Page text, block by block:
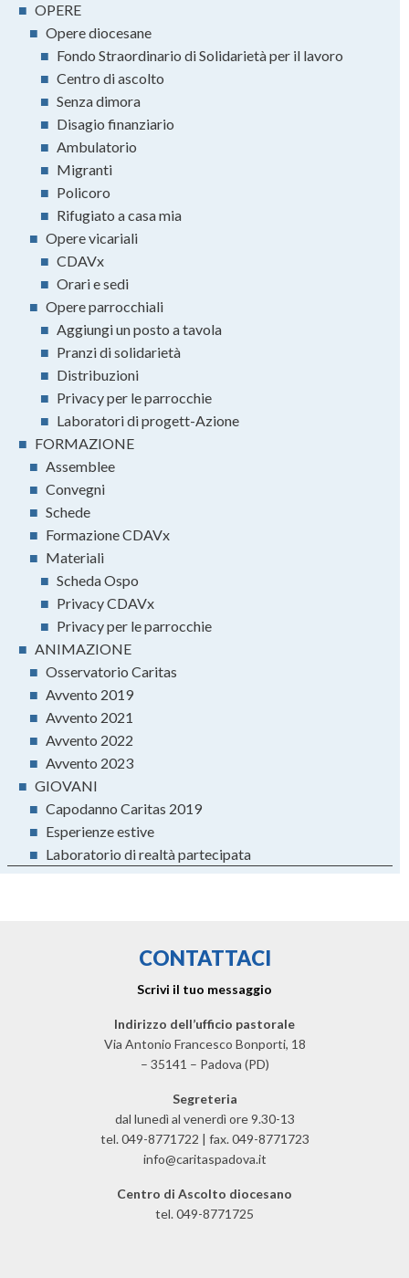
■ OPERE
■ Opere diocesane
■ Fondo Straordinario di Solidarietà per il lavoro
■ Centro di ascolto
■ Senza dimora
■ Disagio finanziario
■ Ambulatorio
■ Migranti
■ Policoro
■ Rifugiato a casa mia
■ Opere vicariali
■ CDAVx
■ Orari e sedi
■ Opere parrocchiali
■ Aggiungi un posto a tavola
■ Pranzi di solidarietà
■ Distribuzioni
■ Privacy per le parrocchie
■ Laboratori di progett-Azione
■ FORMAZIONE
■ Assemblee
■ Convegni
■ Schede
■ Formazione CDAVx
■ Materiali
■ Scheda Ospo
■ Privacy CDAVx
■ Privacy per le parrocchie
■ ANIMAZIONE
■ Osservatorio Caritas
■ Avvento 2019
■ Avvento 2021
■ Avvento 2022
■ Avvento 2023
■ GIOVANI
■ Capodanno Caritas 2019
■ Esperienze estive
■ Laboratorio di realtà partecipata
CONTATTACI
Scrivi il tuo messaggio
Indirizzo dell’ufficio pastorale
Via Antonio Francesco Bonporti, 18
– 35141 – Padova (PD)
Segreteria
dal lunedì al venerdì ore 9.30-13
tel. 049-8771722 | fax. 049-8771723
info@caritaspadova.it
Centro di Ascolto diocesano
tel. 049-8771725